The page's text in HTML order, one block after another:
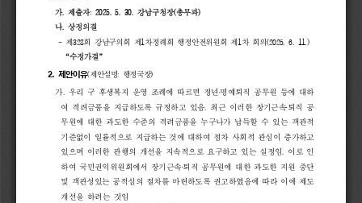
가. 제출자: 2025. 5. 30. 강남구청장(총무과)
나. 상정의결
- 제328회 강남구의회 제1차정례회 행정안전위원회 제1차 회의(2025. 6. 11.)
수정가결”
2. 제안이유(제안설명: 행정국장)
가. 우리 구 후생복지 운영 조례에 따르면 정년.명예퇴직 공무원 등에 대하
여 격려금품을 지급하도록 규정하고 있음. 최근 이러한 장기근속‧퇴직 공
무원에 대한 과도한 수준의 격려금품을 누구나가 납득할 수 있는 객관적
기준없이 일률적으로 지급하는 것에 대하여 점차 사회적 관심이 증가하고
있으며 이러한 관행의 개선을 지속적으로 요구하고 있는 실정임 이로 인
하여 국민권익위원회에서 장기근속‧퇴직 공무원에 대한 과도한 지원 중단
및 객관성있는 공적심의 절차를 마련하도록 권고하였음에 따라 이에 제도
개선을 하려는 것임